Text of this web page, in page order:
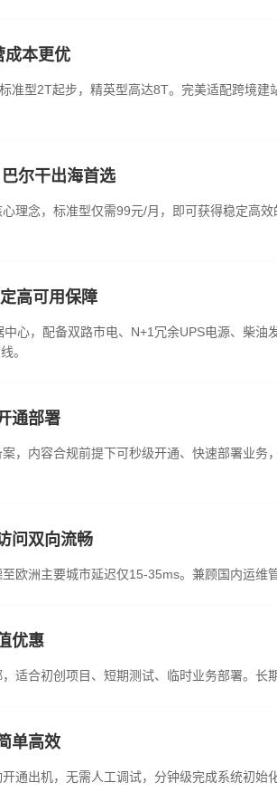
成本更优
准型2T起步，精英型高达8T。完美适配跨境
尔干出海首选
理念，标准型仅需99元/月，即可获得稳定高
高可用保障
心，配备双路市电、N+1冗余UPS电源、柴
。
通部署
，内容合规前提下可秒级开通、快速部署业
问双向流畅
欧洲主要城市延迟仅15-35ms。兼顾国内运
优惠
适合初创项目、短期测试、临时业务部署。长
单高效
通出机，无需人工调试，分钟级完成系统初